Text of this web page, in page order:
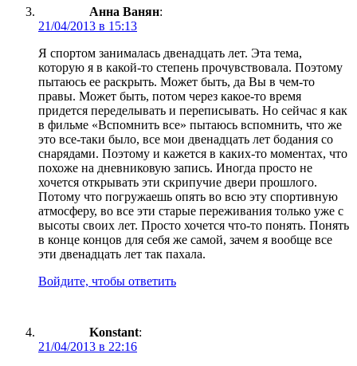
Анна Ванян:
21/04/2013 в 15:13
Я спортом занималась двенадцать лет. Эта тема,
которую я в какой-то степень прочувствовала. Поэтому
пытаюсь ее раскрыть. Может быть, да Вы в чем-то
правы. Может быть, потом через какое-то время
придется переделывать и переписывать. Но сейчас я как
в фильме «Вспомнить все» пытаюсь вспомнить, что же
это все-таки было, все мои двенадцать лет бодания со
снарядами. Поэтому и кажется в каких-то моментах, что
похоже на дневниковую запись. Иногда просто не
хочется открывать эти скрипучие двери прошлого.
Потому что погружаешь опять во всю эту спортивную
атмосферу, во все эти старые переживания только уже с
высоты своих лет. Просто хочется что-то понять. Понять
в конце концов для себя же самой, зачем я вообще все
эти двенадцать лет так пахала.
Войдите, чтобы ответить
Konstant:
21/04/2013 в 22:16